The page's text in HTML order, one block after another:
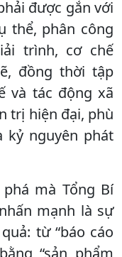
được gắn với
thể, phân công
trình, cơ chế
đồng thời tập
và tác động xã
trị hiện đại, phù
kỷ nguyên phát
mà Tổng Bí
mạnh là sự
từ “báo cáo
“sản phẩm